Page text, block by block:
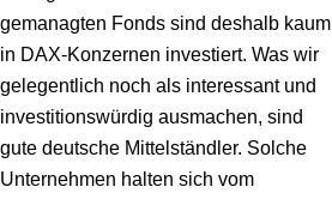
gemanagten Fonds sind deshalb kaum
in DAX-Konzernen investiert. Was wir
gelegentlich noch als interessant und
investitionswürdig ausmachen, sind
gute deutsche Mittelständler. Solche
Unternehmen halten sich vom